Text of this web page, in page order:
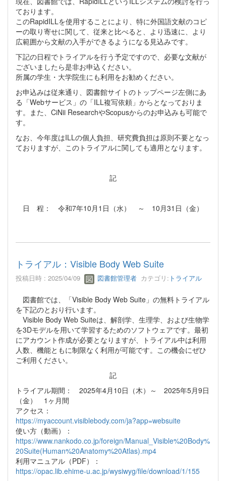
ております。
このRapidILLを使用することにより、特に外国語文献のコピ
ーの取り寄せに関して、従来と比べると、より迅速に、より
広範囲から文献の入手ができるようになる見込みです。
下記の日程でトライアルを行う予定ですので、必要な文献が
ございましたら是非お申込ください。
所属の学生・大学院生にも利用をお勧めください。
お申込みは従来通り、図書館サイトのトップページ左側にあ
る「Webサービス」の「ILL複写依頼」からとなっておりま
す。また、CiNii ResearchやScopusからのお申込みも可能で
す。
なお、今年度はILLの個人負担、研究費負担は原則不要となっ
ておりますが、このトライアルに関しても適用となります。
記
日 程： 令和7年10月1日（水） ～ 10月31日（金）
トライアル：Visible Body Web Suite
投稿日時 : 2025/04/09 図書館管理者 カテゴリ: トライアル
図書館では、「Visible Body Web Suite」の無料トライアル
を下記のとおり行います。
Visible Body Web Suiteは、解剖学、生理学、および生物学
を3Dモデルを用いて学習するためのソフトウェアです。最初
にアカウント作成が必要となりますが、トライアル中は利用
人数、機能ともに制限なく利用が可能です。この機会にぜひ
ご利用ください。
記
トライアル期間： 2025年4月10日（木）～ 2025年5月9日
（金） 1ヶ月間
アクセス：
https://myaccount.visiblebody.com/ja?app=websuite
使い方（動画）：
https://www.nankodo.co.jp/foreign/Manual_Visible%20Body%
20Suite(Human%20Anatomy%20Atlas).mp4
利用マニュアル（PDF）：
https://opac.lib.ehime-u.ac.jp/wysiwyg/file/download/1/155